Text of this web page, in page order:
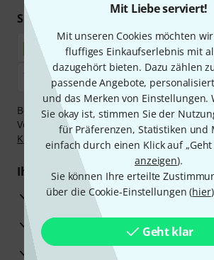
Mit Liebe serviert!
Mit unseren Cookies möchten
fluffiges Einkaufserlebnis mit
dazugehört bieten. Dazu zählen
passende Angebote,
und das Merken von Einstellungen.
Sie okay ist, stimmen Sie der
für Präferenzen, Statistiken und
einfach durch einen Klick auf „Geht
anzeigen).
Sie können Ihre erteilte
über die Cookie-Einstellungen (hier
Geht klar
Sicher einkaufen & bezahlen
Bezahlen Sie vertraulich und sicher per
Vorkasse, PayPal, Amazon Pay,Klarna
Klarna Ratenzahlung
oder Kreditkarte.
Ihre Vorteile
3 Jahre Thomann Garantie
30 Tage Money-Back-Garantie
Reparaturservice